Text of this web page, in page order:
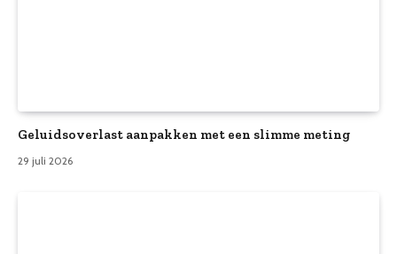
Geluidsoverlast aanpakken met een slimme meting
29 juli 2026